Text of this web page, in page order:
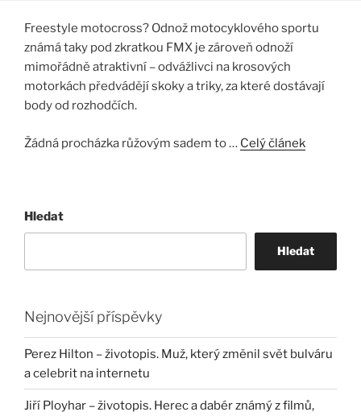
Freestyle motocross? Odnož motocyklového sportu
známá taky pod zkratkou FMX je zároveň odnoží
mimořádně atraktivní – odvážlivci na krosových
motorkách předvádějí skoky a triky, za které dostávají
body od rozhodčích.
Žádná procházka růžovým sadem to … Celý článek
Hledat
Hledat
Nejnovější příspěvky
Perez Hilton – životopis. Muž, který změnil svět bulváru
a celebrit na internetu
Jiří Ployhar – životopis. Herec a dabér známý z filmů,